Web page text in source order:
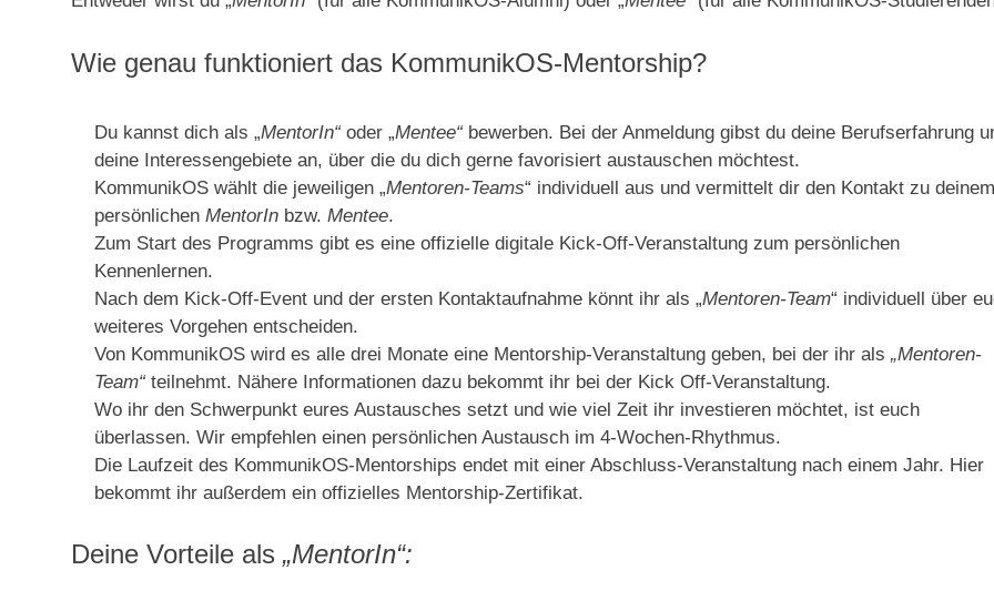
Wie genau funktioniert das KommunikOS-Mentorship?
Du kannst dich als „MentorIn“ oder „Mentee“ bewerben. Bei der Anmeldung gibst du deine Berufserfahrung
deine Interessengebiete an, über die du dich gerne favorisiert austauschen möchtest.
KommunikOS wählt die jeweiligen „Mentoren-Teams“ individuell aus und vermittelt dir den Kontakt zu
persönlichenMentorIn bzw.Mentee.
Zum Start des Programms gibt es eine offizielle digitale Kick-Off-Veranstaltung zum persönlichen
Kennenlernen.
Nach dem Kick-Off-Event und der ersten Kontaktaufnahme könnt ihr als „Mentoren-Team“ individuell über
weiteres Vorgehen entscheiden.
Von KommunikOS wird es alle drei Monate eine Mentorship-Veranstaltung geben, bei der ihr als„Mentoren-
Team“ teilnehmt. Nähere Informationen dazu bekommt ihr bei der Kick Off-Veranstaltung.
Wo ihr den Schwerpunkt eures Austausches setzt und wie viel Zeit ihr investieren möchtet, ist euch
überlassen. Wir empfehlen einen persönlichen Austausch im 4-Wochen-Rhythmus.
Die Laufzeit des KommunikOS-Mentorships endet mit einer Abschluss-Veranstaltung nach einem Jahr. Hier
bekommt ihr außerdem ein offizielles Mentorship-Zertifikat.
Deine Vorteile als „MentorIn“: